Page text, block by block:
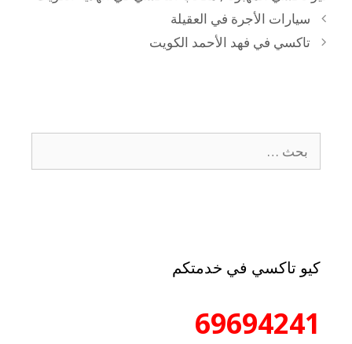
سيارات الأجرة في العقيلة
تاكسي في فهد الأحمد الكويت
كيو تاكسي في خدمتكم
69694241